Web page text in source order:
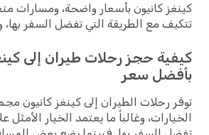
كينغز كانيون بأسعار واضحة، ومسارات
تتكيف مع الطريقة التي تفضل السفر
كيفية حجز رحلات طيران إلى
بأفضل سعر
توفر رحلات الطيران إلى كينغز كانيون
الخيارات، وغالباً ما يعتمد الخيار الأمثل